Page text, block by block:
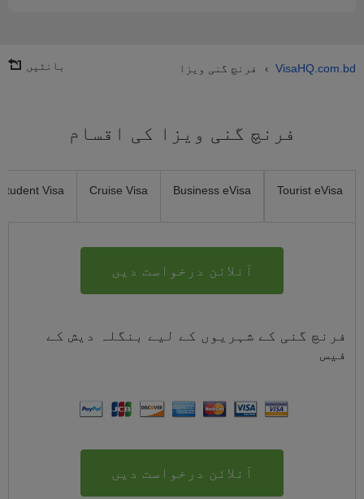
VisaHQ.com.bd
› فرنچ گنی ویزا بانٹیں
فرنچ گنی ویزا کی اقسام
Tourist eVisa
Business eVisa
Cruise Visa
Student Visa
آنلائن درخواست دیں
فرنچ گنی کے شہریوں کے لیے بنگلہ دیش کے
فیس
آنلائن درخواست دیں